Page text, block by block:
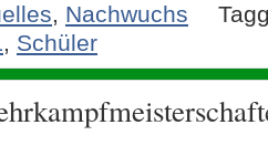
, Nachwuchs
, Schüler